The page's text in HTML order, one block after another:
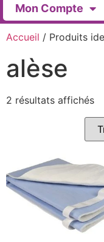
Mon Compte
Accueil / Produits
alèse
2 résultats affichés